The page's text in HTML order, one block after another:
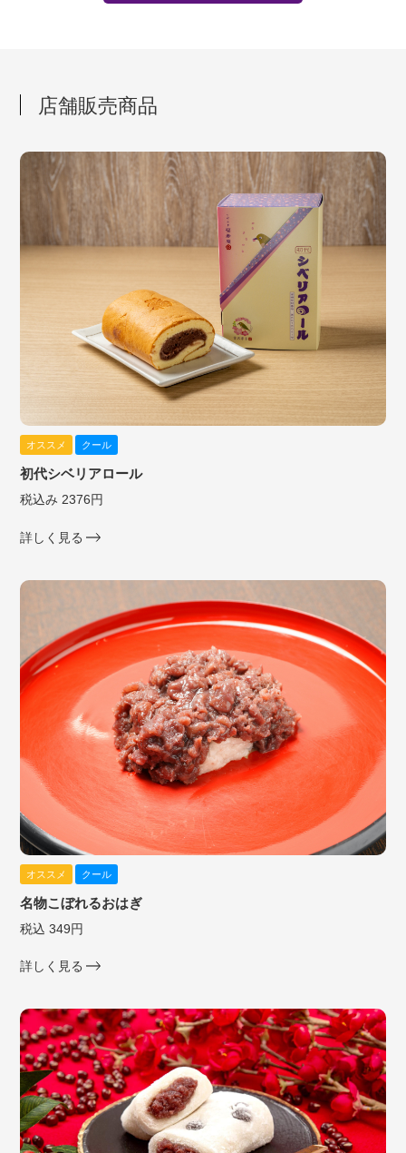
店舗販売商品
オススメ クール
初代シベリアロール
税込み 2376円
詳しく見る
オススメ クール
名物こぼれるおはぎ
税込 349円
詳しく見る